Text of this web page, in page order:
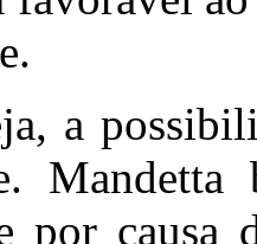
a
Mandetta
por causa